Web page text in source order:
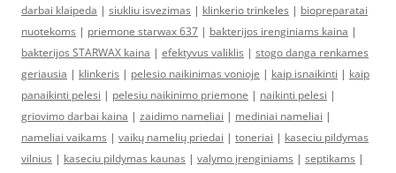
darbai klaipeda | siukliu isvezimas | klinkerio trinkeles | biopreparatai
nuotekoms | priemone starwax 637 | bakterijos irenginiams kaina |
bakterijos STARWAX kaina | efektyvus valiklis | stogo danga renkames
geriausia | klinkeris | pelesio naikinimas vonioje | kaip isnaikinti | kaip
panaikinti pelesi | pelesiu naikinimo priemone | naikinti pelesi |
griovimo darbai kaina | zaidimo nameliai | mediniai nameliai |
nameliai vaikams | vaikų namelių priedai | toneriai | kaseciu pildymas
vilnius | kaseciu pildymas kaunas | valymo įrenginiams | septikams |